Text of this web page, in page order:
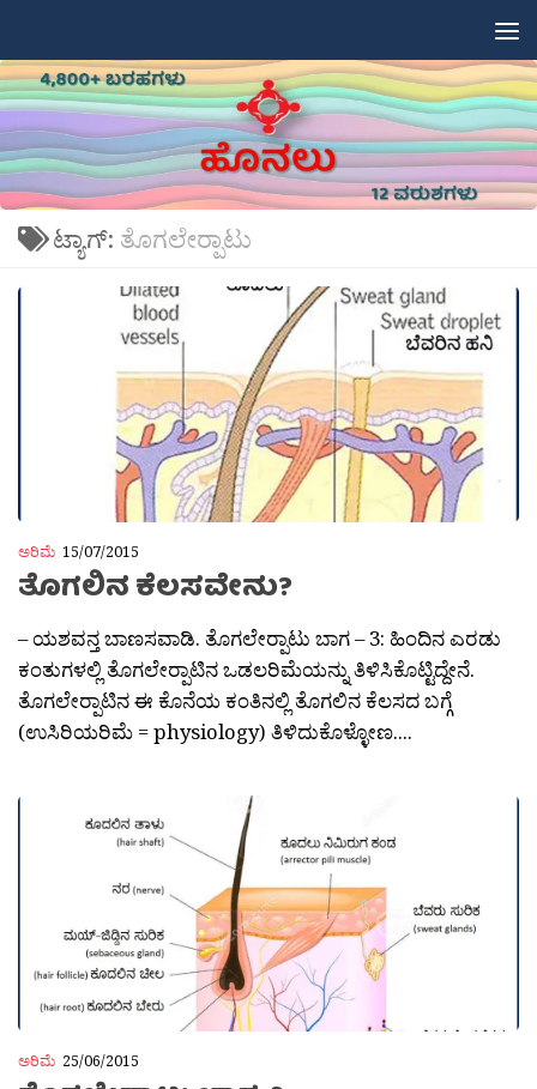
ಟ್ಯಾಗ್: ತೊಗಲೇರ‍್ಪಾಟು
ಅರಿಮೆ 15/07/2015
ತೊಗಲಿನ ಕೆಲಸವೇನು?
– ಯಶವನ್ತ ಬಾಣಸವಾಡಿ. ತೊಗಲೇರ‍್ಪಾಟು ಬಾಗ – 3: ಹಿಂದಿನ ಎರಡು
ಕಂತುಗಳಲ್ಲಿ ತೊಗಲೇರ‍್ಪಾಟಿನ ಒಡಲರಿಮೆಯನ್ನು ತಿಳಿಸಿಕೊಟ್ಟಿದ್ದೇನೆ.
ತೊಗಲೇರ‍್ಪಾಟಿನ ಈ ಕೊನೆಯ ಕಂತಿನಲ್ಲಿ ತೊಗಲಿನ ಕೆಲಸದ ಬಗ್ಗೆ
(ಉಸಿರಿಯರಿಮೆ = physiology) ತಿಳಿದುಕೊಳ್ಳೋಣ....
ಅರಿಮೆ 25/06/2015